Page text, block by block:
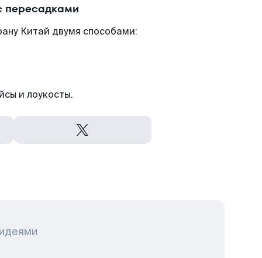
пересадками
Китай двумя способами:
и лоукосты.